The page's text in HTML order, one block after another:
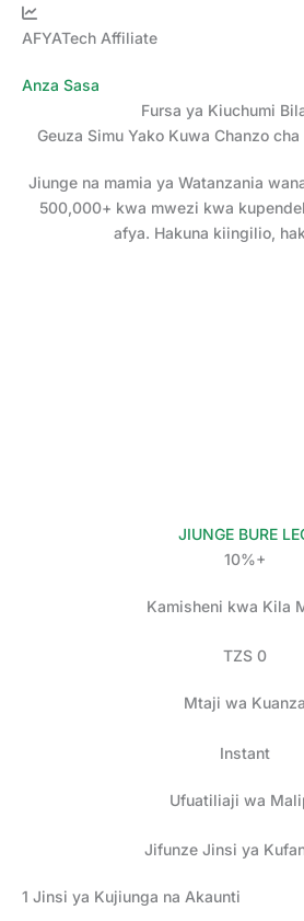
Skip
AFYATech Affiliate
Anza Sasa
Fursa ya Kiuchumi
Geuza Simu Yako Kuwa Chanzo
Jiunge na mamia ya Watanzania
500,000+ kwa mwezi kwa
afya. Hakuna kiingilio,
JIUNGE BURE
10%+
Kamisheni kwa Kila
TZS 0
Mtaji wa Kuanza
Instant
Ufuatiliaji wa
Jifunze Jinsi ya
1 Jinsi ya Kujiunga na Akaunti